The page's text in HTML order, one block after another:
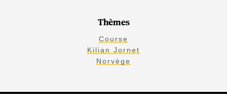
Thèmes
Course
Kilian Jornet
Norvège